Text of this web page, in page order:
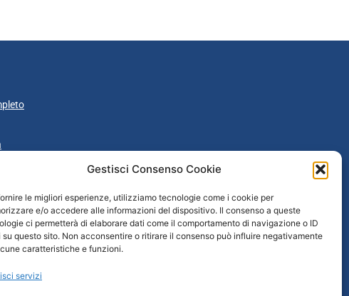
Gestisci Consenso Cookie
le migliori esperienze, utilizziamo tecnologie come i cookie per
e/o accedere alle informazioni del dispositivo. Il consenso a queste
ci permetterà di elaborare dati come il comportamento di navigazione o ID
su questo sito. Non acconsentire o ritirare il consenso può influire negativamente
caratteristiche e funzioni.
servizi
e dopoguerra
Italiana
/ Età repubblicana